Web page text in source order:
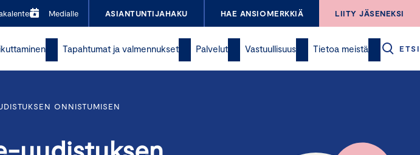
Medialle ASIANTUNTIJAHAKU HAE ANSIOMERKKIÄ LIITY JÄSENEKSI
Tapahtumat ja valmennukset Palvelut Vastuullisuus Tietoa meistä ETSI
ONNISTUMISEN